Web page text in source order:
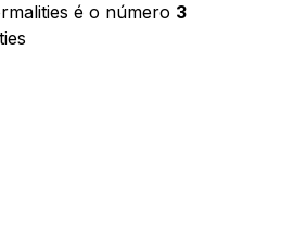
é o número 3